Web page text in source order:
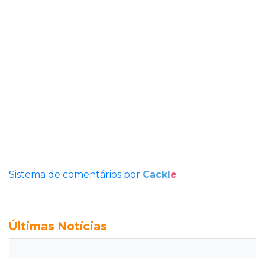
Sistema de comentários por Cackle
Últimas Notícias